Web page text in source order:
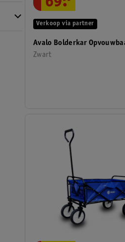
Avalo Bolderkar
Zwart
Verkoop via partner